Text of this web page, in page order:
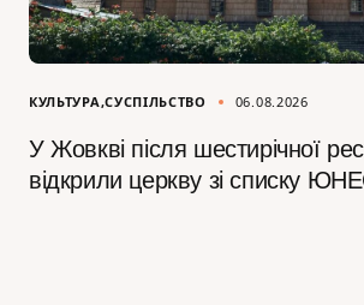
КУЛЬТУРА СУСПІЛЬСТВО 06.08.2026
У Жовкві після шестирічної
відкрили церкву зі списку